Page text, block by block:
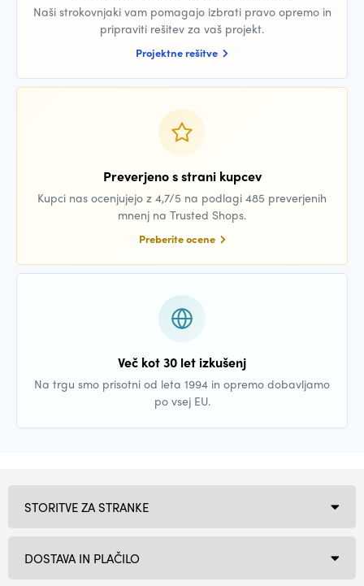
Naši strokovnjaki vam pomagajo izbrati pravo opremo in
pripraviti rešitev za vaš projekt.
Projektne rešitve
Preverjeno s strani kupcev
Kupci nas ocenjujejo z 4,7/5 na podlagi 485 preverjenih
mnenj na Trusted Shops.
Preberite ocene
Več kot 30 let izkušenj
Na trgu smo prisotni od leta 1994 in opremo dobavljamo
po vsej EU.
STORITVE ZA STRANKE
DOSTAVA IN PLAČILO